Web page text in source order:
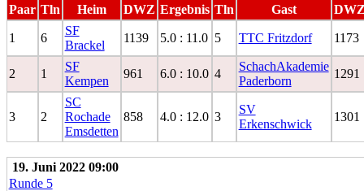
Paar Tln Heim DWZ Ergebnis Tln Gast
1 6
SF
Brackel
1139 5.0 : 11.0 5 TTC Fritzdorf 1173
2 1
SF
Kempen
961 6.0 : 10.0 4
SchachAkademie
Paderborn
1291
3 2
SC
Rochade
Emsdetten
858 4.0 : 12.0 3
SV
Erkenschwick
1301
19. Juni 2022 09:00
Runde 5